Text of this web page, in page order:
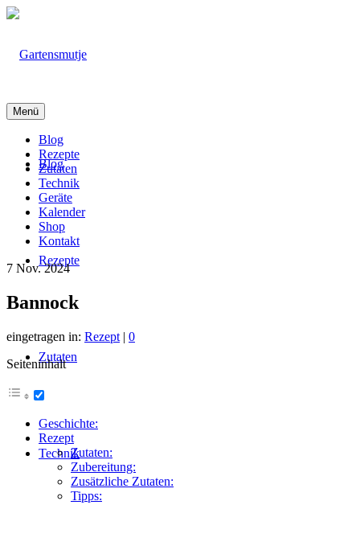
Blog
Rezepte
Zutaten
Technik
Menü
Blog
Rezepte
Zutaten
Technik
Geräte
Kalender
Shop
Kontakt
7 Nov. 2024
Bannock
eingetragen in: Rezept | 0
Seiteninhalt
Geschichte:
Rezept
Zutaten:
Zubereitung:
Zusätzliche Zutaten:
Tipps: